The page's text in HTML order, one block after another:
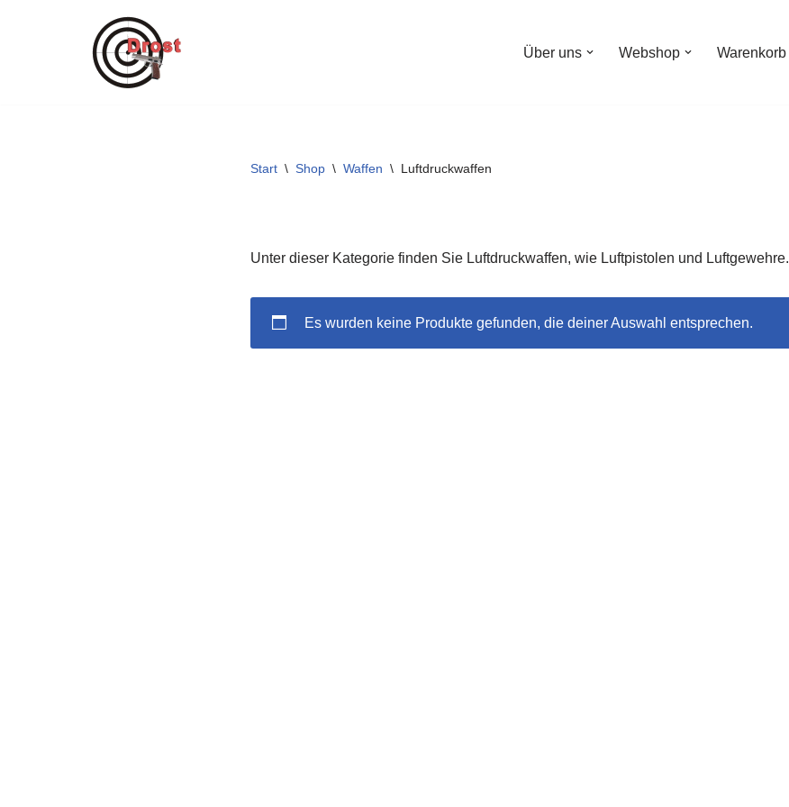
Über uns Webshop Warenkorb
Start \ Shop \ Waffen \ Luftdruckwaffen
Unter dieser Kategorie finden Sie Luftdruckwaffen, wie Luftpistolen und Luftgewehre.
Es wurden keine Produkte gefunden, die deiner Auswahl entsprechen.